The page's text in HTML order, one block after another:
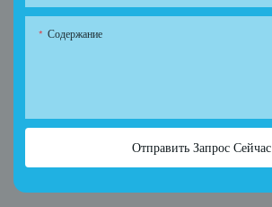
Содержание
Отправить Запрос Сейчас